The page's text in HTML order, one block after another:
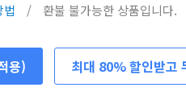
법
/ 환불 불가능한 상품입니다.
용) 최대 80% 할인받고